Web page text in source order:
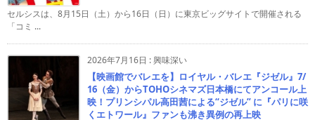
セルシスは、8月15日（土）から16日（日）に東京ビッグサイトで開催される
「コミ ...
2026年7月16日 :興味深い
【映画館でバレエを】ロイヤル・バレエ『ジゼル』7/
16（金）からTOHOシネマズ日本橋にてアンコール上
映！プリンシパル高田茜による“ジゼル” に『パリに咲
くエトワール』ファンも沸き異例の再上映